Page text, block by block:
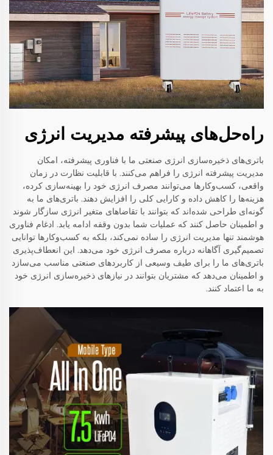
راه‌حل‌های پیشرفته مدیریت انرژی
باتری‌های ذخیره‌سازی انرژی صنعتی ما با فناوری پیشرفته، امکان
مدیریت پیشرفته انرژی را فراهم می‌کنند. با قابلیت نظارت در زمان
واقعی، کسب‌وکارها می‌توانند مصرف انرژی خود را بهینه‌سازی کرده،
هزینه‌ها را کاهش داده و کارایی کلی را افزایش دهند. باتری‌های ما به
گونه‌ای طراحی شده‌اند که بتوانند با تقاضاهای متغیر انرژی سازگار شوند
و اطمینان حاصل کنند که عملیات شما بدون وقفه ادامه یابد. ادغام فناوری
هوشمند تنها مدیریت انرژی را ساده نمی‌کند، بلکه به کسب‌وکارها توانایی
تصمیم‌گیری آگاهانه درباره مصرف انرژی خود می‌دهد. این انعطاف‌پذیری
باتری‌های ما را برای طیف وسیعی از کاربردهای صنعتی مناسب می‌سازد
و اطمینان می‌دهد که مشتریان بتوانند در نیازهای ذخیره‌سازی انرژی خود
به ما اعتماد کنند.